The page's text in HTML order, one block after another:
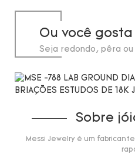
Ou você
Seja redondo, pêra
Sobre
Messi Jewelry é um